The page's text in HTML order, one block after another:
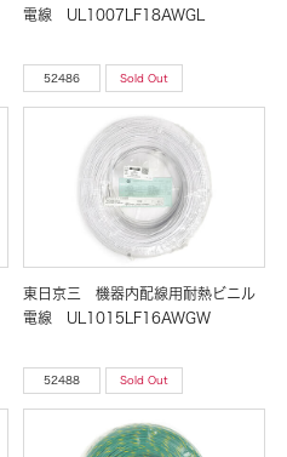
電線 UL1007LF18AWGL
52486 Sold Out
東日京三 機器内配線用耐熱ビニル
電線 UL1015LF16AWGW
52488 Sold Out